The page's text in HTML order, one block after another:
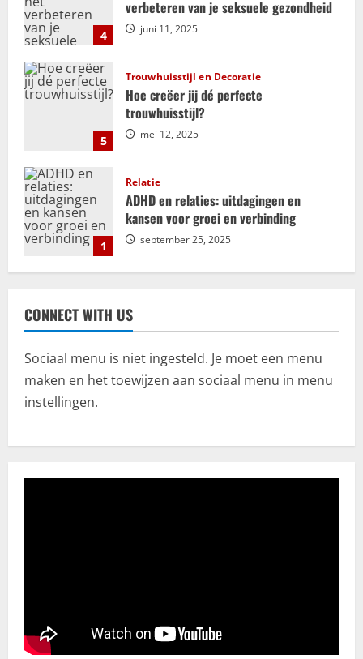
g
a
t
4
verbeteren van je seksuele gezondheid
juni 11, 2025
5
Trouwhuisstijl en Decoratie
Hoe creëer jij dé perfecte
trouwhuisstijl?
mei 12, 2025
1
Relatie
ADHD en relaties: uitdagingen en
kansen voor groei en verbinding
september 25, 2025
Kosten en financiële aspecten van
mediation bij scheiding
Algemeen
juni 28, 2025
Hoe creëer jij dé perfecte
trouwhuisstijl?
CONNECT WITH US
Sociaal menu is niet ingesteld. Je moet een menu
maken en het toewijzen aan sociaal menu in menu
instellingen.